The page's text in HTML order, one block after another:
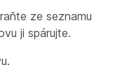
ze seznamu
ji spárujte.